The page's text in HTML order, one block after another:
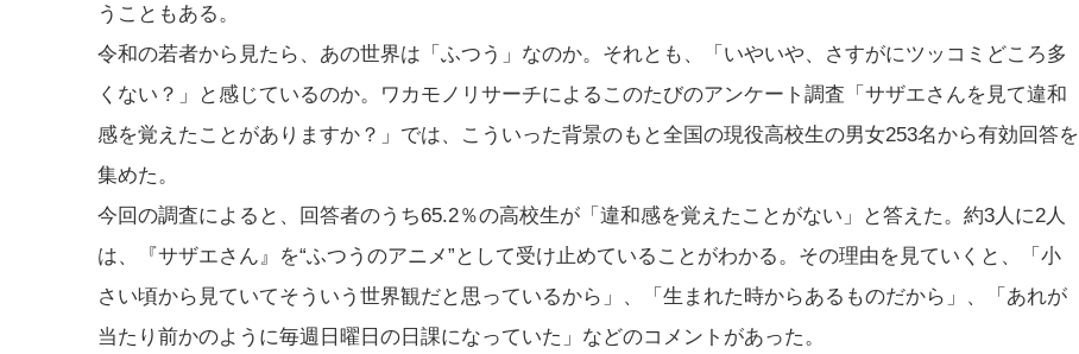
うこともある。
令和の若者から見たら、あの世界は「ふつう」なのか。それとも、「いやいや、さすがにツッコミどころ多
くない？」と感じているのか。ワカモノリサーチによるこのたびのアンケート調査「サザエさんを見て違和
感を覚えたことがありますか？」では、こういった背景のもと全国の現役高校生の男女253名から有効回答を
集めた。
今回の調査によると、回答者のうち65.2％の高校生が「違和感を覚えたことがない」と答えた。約3人に2人
は、『サザエさん』を“ふつうのアニメ”として受け止めていることがわかる。その理由を見ていくと、「小
さい頃から見ていてそういう世界観だと思っているから」、「生まれた時からあるものだから」、「あれが
当たり前かのように毎週日曜日の日課になっていた」などのコメントがあった。